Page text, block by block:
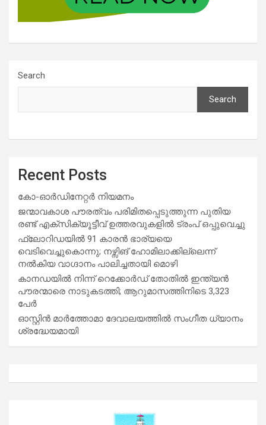
Search
Search
Recent Posts
കോ-ഓർഡിനേറ്റർ നിയമനം
ജന്മാവകാശ പൗരത്വം പരിമിതപ്പെടുത്തുന്ന പുതിയ
രണ്ട് എക്സിക്യൂട്ടീവ് ഉത്തരവുകളിൽ ട്രംപ് ഒപ്പുവെച്ചു
ഫ്ലോറിഡയിൽ 91 കാരൻ ഭാര്യയെ
വെടിവെച്ചുകൊന്നു; നഴ്സിങ് ഹോമിലാക്കില്ലെന്ന്
നൽകിയ വാഗ്ദാനം പാലിച്ചതായി മൊഴി
കാനഡയിൽ നിന്ന് റെക്കോർഡ് തോതിൽ ഇന്ത്യൻ
പൗരന്മാരെ നാടുകടത്തി; ആറുമാസത്തിനിടെ 3,323
പേർ
ഓസ്റ്റിൻ മാർത്തോമാ ദേവാലയത്തിൽ സംഗീത ധ്യാനം
ശ്രദ്ധേയമായി